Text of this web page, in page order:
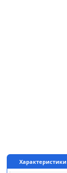
Характеристики